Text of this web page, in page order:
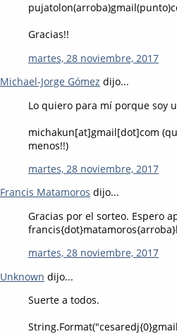
Gracias!!
martes, 28 noviembre, 2017
Michael-Jorge Gómez dijo...
Lo quiero para mí porque soy
michakun[at]gmail[dot]com
menos!!)
martes, 28 noviembre, 2017
Francis Matamoros dijo...
Gracias por el sorteo. Espero
martes, 28 noviembre, 2017
Unknown dijo...
Suerte a todos.